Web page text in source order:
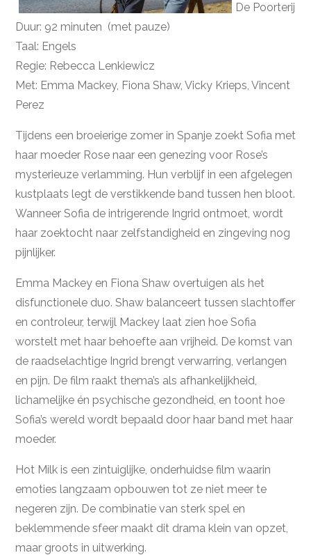
De Poorterij
Duur: 92 minuten (met pauze)
Taal: Engels
Regie: Rebecca Lenkiewicz
Met: Emma Mackey, Fiona Shaw, Vicky Krieps, Vincent
Perez
Tijdens een broeierige zomer in Spanje zoekt Sofia met
haar moeder Rose naar een genezing voor Rose’s
mysterieuze verlamming. Hun verblijf in een afgelegen
kustplaats legt de verstikkende band tussen hen bloot.
Wanneer Sofia de intrigerende Ingrid ontmoet, wordt
haar zoektocht naar zelfstandigheid en zingeving nog
pijnlijker.
Emma Mackey en Fiona Shaw overtuigen als het
disfunctionele duo. Shaw balanceert tussen slachtoffer
en controleur, terwijl Mackey laat zien hoe Sofia
worstelt met haar behoefte aan vrijheid. De komst van
de raadselachtige Ingrid brengt verwarring, verlangen
en pijn. De film raakt thema’s als afhankelijkheid,
lichamelijke én psychische gezondheid, en toont hoe
Sofia’s wereld wordt bepaald door haar band met haar
moeder.
Hot Milk is een zintuiglijke, onderhuidse film waarin
emoties langzaam opbouwen tot ze niet meer te
negeren zijn. De combinatie van sterk spel en
beklemmende sfeer maakt dit drama klein van opzet,
maar groots in uitwerking.